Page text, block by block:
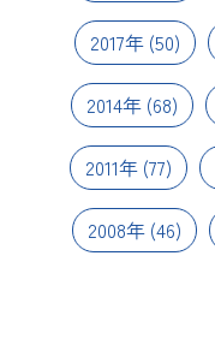
2017年(50)
2014年 (68)
2011年(77)
2008年(46)